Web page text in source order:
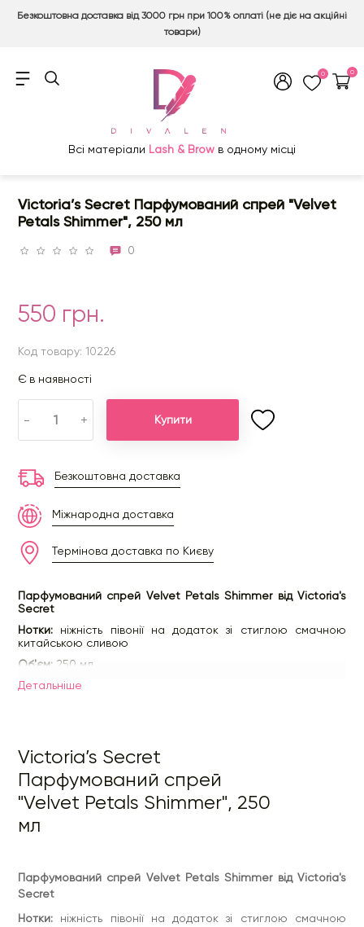
Безкоштовна доставка від 3000 грн при 100% оплаті (не діє на акційні
товари)
0 0
Всі матеріали Lash & Brow в одному місці
Victoria’s Secret Парфумований спрей "Velvet
Petals Shimmer", 250 мл
0
550 грн.
Код товару: 10226
Є в наявності
- + Купити
Безкоштовна доставка
Міжнародна доставка
Термінова доставка по Києву
Парфумований спрей Velvet Petals Shimmer від Victoria's
Secret
Нотки: ніжність півонії на додаток зі стиглою смачною
китайською сливою
Об'єм: 250 мл
Детальнiше
Victoria’s Secret
Парфумований спрей
"Velvet Petals Shimmer", 250
мл
Парфумований спрей Velvet Petals Shimmer від Victoria's
Secret
Нотки: ніжність півонії на додаток зі стиглою смачною